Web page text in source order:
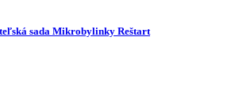
sada Mikrobylinky Reštart